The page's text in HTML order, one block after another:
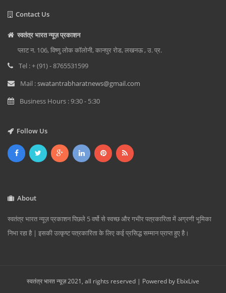
Contact Us
स्वतंत्र भारत न्यूज़ प्रकाशन
प्लाट न. 106, विष्णु लोक कॉलोनी, कानपुर रोड, लखनऊ , उ. प्र.
Tel : + (91) - 8765531599
Mail :swatantrabharatnews@gmail.com
Business Hours : 9:30 - 5:30
Follow Us
About
स्वतंत्र भारत न्यूज़ प्रकाशन पिछले 5 वर्षो से स्वच्छ और गभीर पत्रकारिता में अग्रणी भूमिका
निभा रहा है | इसकी उत्कृष्ट पत्रकारिता के लिए कई प्रसिद्ध सम्मान प्राप्त हुए है।
स्वतंत्र भारत न्यूज़ 2021, all rights reserved | Powered by EbixLive